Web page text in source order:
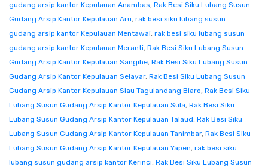
gudang arsip kantor Kepulauan Anambas, Rak Besi Siku Lubang Susun
Gudang Arsip Kantor Kepulauan Aru, rak besi siku lubang susun
gudang arsip kantor Kepulauan Mentawai, rak besi siku lubang susun
gudang arsip kantor Kepulauan Meranti, Rak Besi Siku Lubang Susun
Gudang Arsip Kantor Kepulauan Sangihe, Rak Besi Siku Lubang Susun
Gudang Arsip Kantor Kepulauan Selayar, Rak Besi Siku Lubang Susun
Gudang Arsip Kantor Kepulauan Siau Tagulandang Biaro, Rak Besi Siku
Lubang Susun Gudang Arsip Kantor Kepulauan Sula, Rak Besi Siku
Lubang Susun Gudang Arsip Kantor Kepulauan Talaud, Rak Besi Siku
Lubang Susun Gudang Arsip Kantor Kepulauan Tanimbar, Rak Besi Siku
Lubang Susun Gudang Arsip Kantor Kepulauan Yapen, rak besi siku
lubang susun gudang arsip kantor Kerinci, Rak Besi Siku Lubang Susun